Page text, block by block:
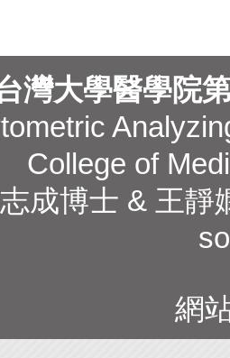
灣大學醫學院
College of
成博士 & 王靜
網